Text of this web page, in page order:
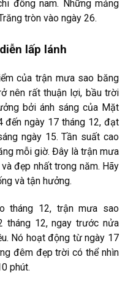
đông nam. Những mảng
tròn vào ngày 26.
lấp lánh
của trận mưa sao băng
nên rất thuận lợi, bầu trời
bởi ánh sáng của Mặt
đến ngày 17 tháng 12, đạt
ngày 15. Tần suất cao
mỗi giờ. Đây là trận mưa
đẹp nhất trong năm. Hãy
và tận hưởng.
tháng 12, trận mưa sao
12, ngay trước nửa
Nó hoạt động từ ngày 17
đêm đẹp trời có thể nhìn
phút.